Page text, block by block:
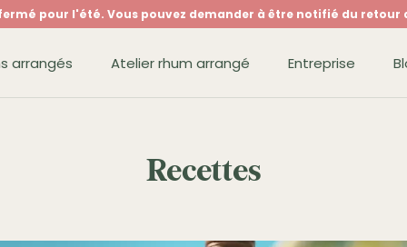
pour l'été. Vous pouvez demander à être notifié du retour
arrangés
Atelier rhum arrangé
Entreprise
Recettes